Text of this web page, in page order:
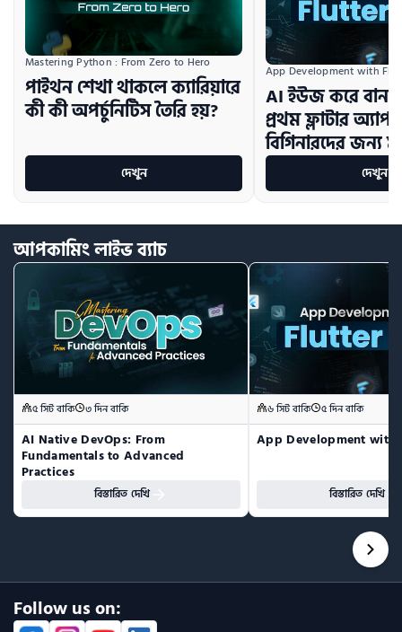
Mastering Python : From Zero to Hero
পাইথন শেখা থাকলে ক্যারিয়ারে
কী কী অপর্চুনিটিস তৈরি হয়?
দেখুন
App Development with
AI ইউজ করে
প্রথম ফ্লাটার অ্যাপঃ
বিগিনারদের জন্য
দেখুন
আপকামিংলাইভব্যাচ
৫ সিট বাকি ৩ দিন বাকি
AI Native DevOps: From
Fundamentals to Advanced
Practices
বিস্তারিত দেখি
৬ সিট বাকি ৫ দিন বাকি
App Development with
বিস্তারিত দেখি
Follow us on: